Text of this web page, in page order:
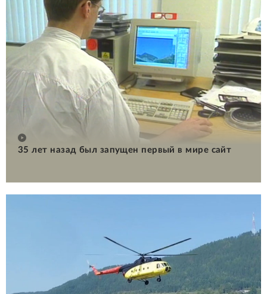
35 лет назад был запущен первый в мире сайт